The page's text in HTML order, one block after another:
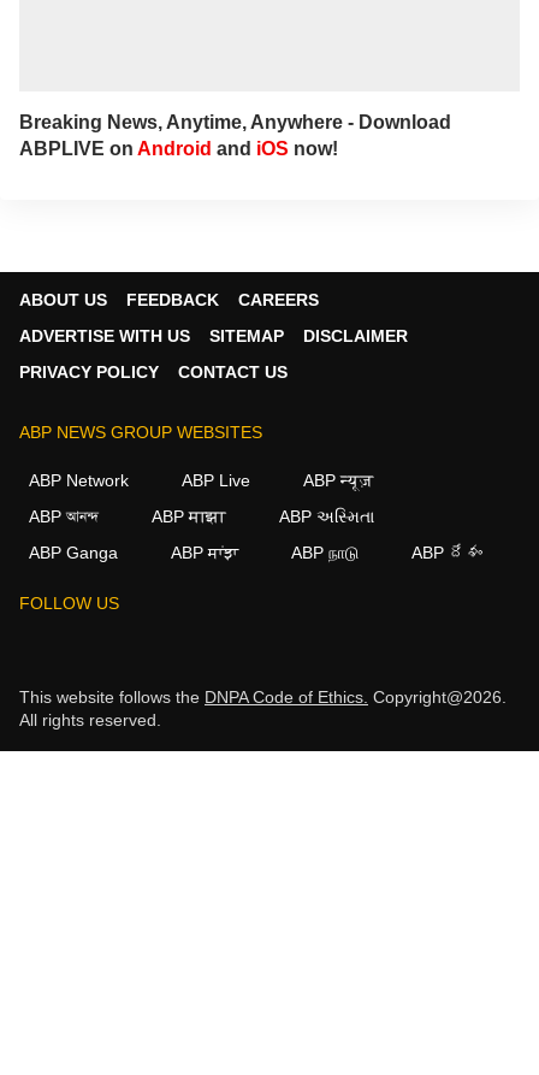
Breaking News, Anytime, Anywhere - Download
ABPLIVE on Android and iOS now!
ABOUT US FEEDBACK
CAREERS
ADVERTISE WITH US
SITEMAP
DISCLAIMER
PRIVACY POLICY
CONTACT US
ABP NEWS GROUP WEBSITES
ABP Network ABP Live
ABP न्यूज़
ABP আনন্দ
ABP माझा
ABP અસ્મિતા
ABP Ganga
ABP ਸਾਂਝਾ ABP நாடு ABP దేశం
FOLLOW US
This website follows the DNPA Code of Ethics. Copyright@2026.
All rights reserved.